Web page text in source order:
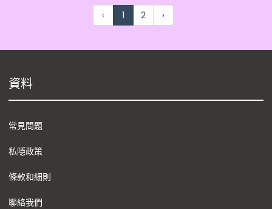
‹ 1 2 ›
資料
常見問題
私隱政策
條款和細則
聯絡我們